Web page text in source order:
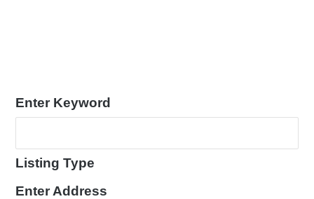
Enter Keyword
Listing Type
Enter Address